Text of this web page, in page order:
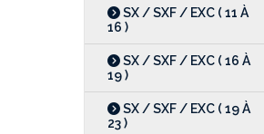
SX / SXF / EXC ( 11 À
16 )
SX / SXF / EXC ( 16 À
19 )
SX / SXF / EXC ( 19 À
23 )